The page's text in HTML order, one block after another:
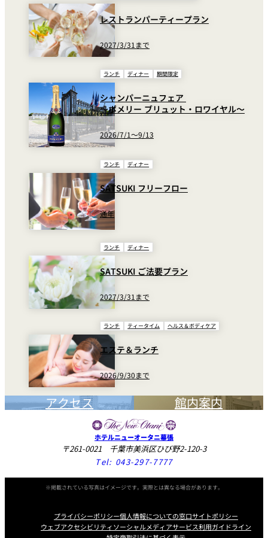
レストランパーティープラン
2027/3/31まで
ランチ ディナー 期間限定
シャンパーニュフェア
～ポメリー ブリュット・ロワイヤル～
2026/7/1～9/13
ランチ ディナー
SATSUKI フリーフロー
通年
ランチ ディナー
SATSUKI ご法要プラン
2027/3/31まで
ランチ ティータイム ヘルス＆ボディケア
エステ＆ランチ
2026/9/30まで
アクセス 館内案内
ホテルニューオータニ幕張
〒261-0021 千葉市美浜区ひび野2-120-3
Tel: 043-297-7777
※掲載されている写真はイメージです。実際とは異なる場合があります。
プライバシーポリシー個人情報についての窓口サイトポリシー
ウェブアクセシビリティソーシャルメディアサービス利用ガイドライン